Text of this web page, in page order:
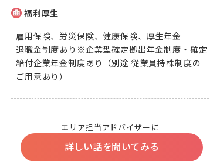
福利厚生
雇用保険、労災保険、健康保険、厚生年金
退職金制度あり※企業型確定拠出年金制度・確定
給付企業年金制度あり（別途 従業員持株制度の
ご用意あり）
エリア担当アドバイザーに
詳しい話を聞いてみる